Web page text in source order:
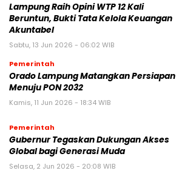
Lampung Raih Opini WTP 12 Kali
Beruntun, Bukti Tata Kelola Keuangan
Akuntabel
Sabtu, 13 Jun 2026 - 06:02 WIB
Pemerintah
Orado Lampung Matangkan Persiapan
Menuju PON 2032
Kamis, 11 Jun 2026 - 18:34 WIB
Pemerintah
Gubernur Tegaskan Dukungan Akses
Global bagi Generasi Muda
Selasa, 2 Jun 2026 - 20:08 WIB